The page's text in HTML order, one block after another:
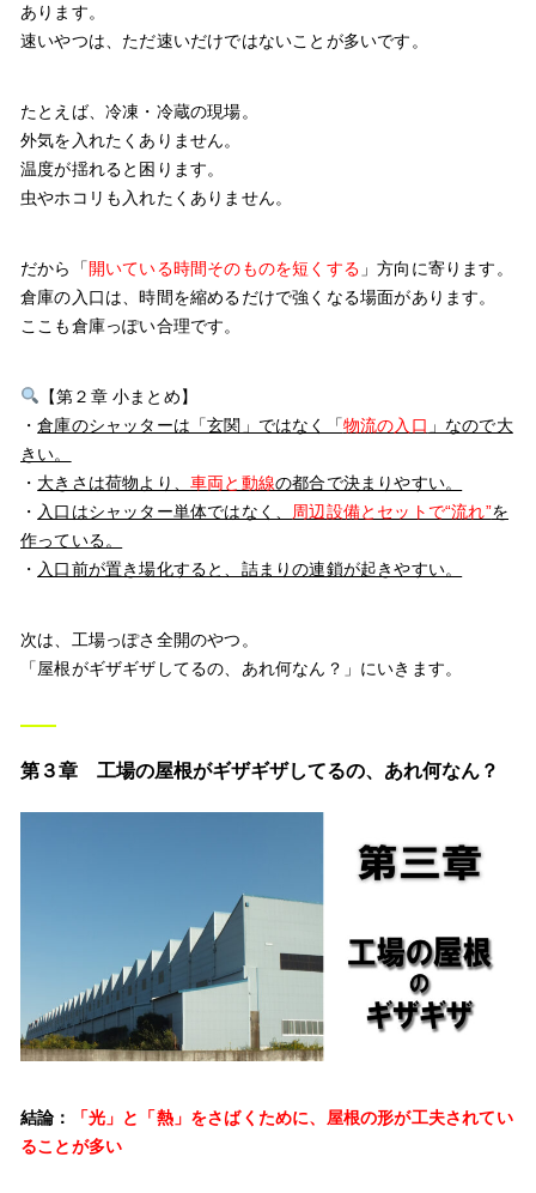
あります。
速いやつは、ただ速いだけではないことが多いです。
たとえば、冷凍・冷蔵の現場。
外気を入れたくありません。
温度が揺れると困ります。
虫やホコリも入れたくありません。
だから「開いている時間そのものを短くする 」方向に寄ります。
倉庫の入口は、時間を縮めるだけで強くなる場面があります。
ここも倉庫っぽい合理です。
【第２章 小まとめ】
・倉庫のシャッターは「玄関」ではなく「物流の入口 」なので大
きい。
・ 大きさは荷物より、車両と動線の都合で決まりやすい。
・ 入口はシャッター単体ではなく、 周辺設備とセットで“流れ”を
作っている。
・ 入口前が置き場化すると、詰まりの連鎖が起きやすい。
次は、工場っぽさ全開のやつ。
「屋根がギザギザしてるの、あれ何なん？」にいきます。
第３章 工場の屋根がギザギザしてるの、あれ何なん？
結論：
「光」と「熱」をさばくために、屋根の形が工夫されてい
ることが多い